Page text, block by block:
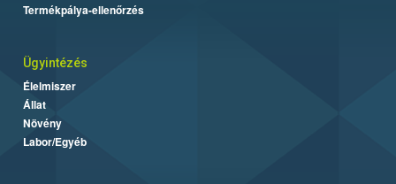
Termékpálya-ellenőrzés
Ügyintézés
Élelmiszer
Állat
Növény
Labor/Egyéb